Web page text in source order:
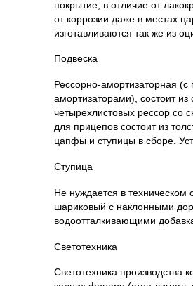
покрытие, в отличие от
от коррозии даже в местах
изготавливаются так же из
Подвеска
Рессорно-амортизаторная (с
амортизаторами), состоит из
четырехлистовых рессор со
для прицепов состоит из
цапфы и ступицы в сборе.
Ступица
Не нуждается в
шариковый с наклонными
водоотталкивающими
Светотехника
Светотехника производства